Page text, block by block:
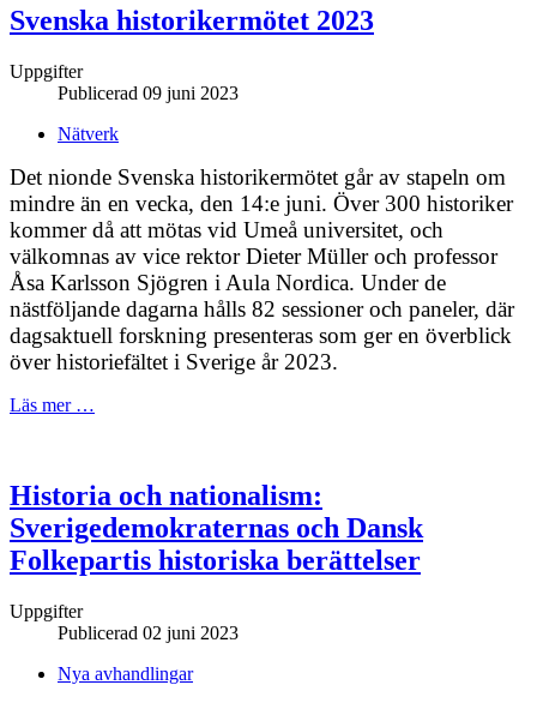
Svenska historikermötet 2023
Uppgifter
Publicerad 09 juni 2023
Nätverk
Det nionde Svenska historikermötet går av stapeln om
mindre än en vecka, den 14:e juni. Över 300 historiker
kommer då att mötas vid Umeå universitet, och
välkomnas av vice rektor Dieter Müller och professor
Åsa Karlsson Sjögren i Aula Nordica. Under de
nästföljande dagarna hålls 82 sessioner och paneler, där
dagsaktuell forskning presenteras som ger en överblick
över historiefältet i Sverige år 2023.
Läs mer …
Historia och nationalism:
Sverigedemokraternas och Dansk
Folkepartis historiska berättelser
Uppgifter
Publicerad 02 juni 2023
Nya avhandlingar